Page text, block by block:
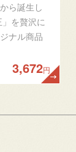
ら誕生し
を贅沢に
ナル商品
3,672円